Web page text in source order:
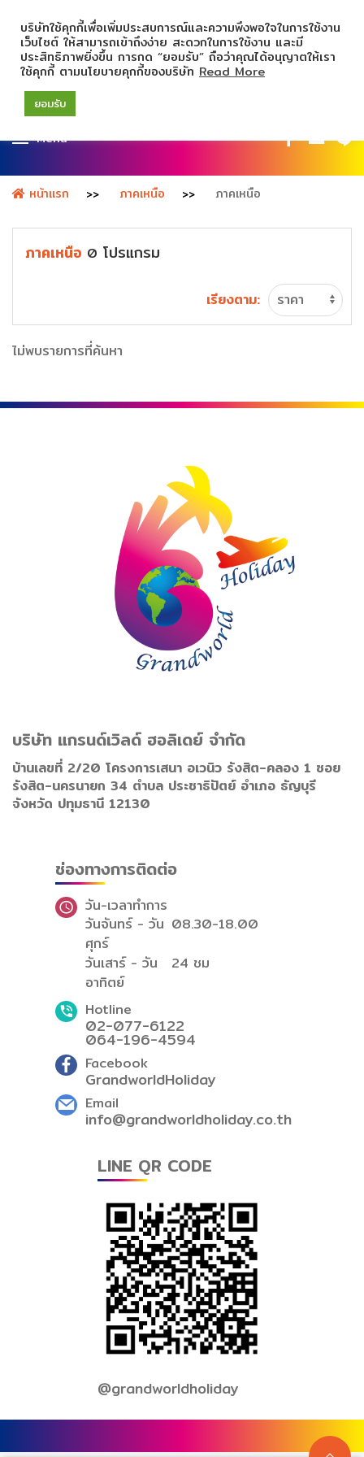
Menu
หน้าแรก ภาคเหนือ ภาคเหนือ
ภาคเหนือ 0 โปรแกรม
เรียงตาม:
ไม่พบรายการที่ค้นหา
บริษัทใช้คุกกี้เพื่อเพิ่มประสบการณ์และความพึงพอใจในการใช้งาน
เว็บไซต์ ให้สามารถเข้าถึงง่าย สะดวกในการใช้งาน และมี
ประสิทธิภาพยิ่งขึ้น การกด “ยอมรับ” ถือว่าคุณได้อนุญาตให้เรา
ใช้คุกกี้ ตามนโยบายคุกกี้ของบริษัท Read More
ยอมรับ
บริษัท แกรนด์เวิลด์ ฮอลิเดย์ จำกัด
บ้านเลขที่ 2/20 โครงการเสนา อเวนิว รังสิต-คลอง 1 ซอย
รังสิต-นครนายก 34 ตำบล ประชาธิปัตย์ อำเภอ ธัญบุรี
จังหวัด ปทุมธานี 12130
ช่องทางการติดต่อ
วัน-เวลาทำการ
วันจันทร์ - วัน
ศุกร์
08.30-18.00
วันเสาร์ - วัน
อาทิตย์
24 ชม
Hotline
02-077-6122
064-196-4594
Facebook
GrandworldHoliday
Email
info@grandworldholiday.co.th
LINE QR CODE
@grandworldholiday